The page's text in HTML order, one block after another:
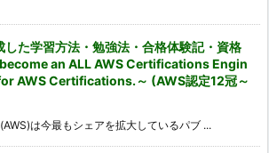
た学習方法・勉強法・合格体験記・資格
an ALL AWS Certifications Engin
AWS Certifications.～ (AWS認定12冠～
は今最もシェアを拡大しているパブ ...